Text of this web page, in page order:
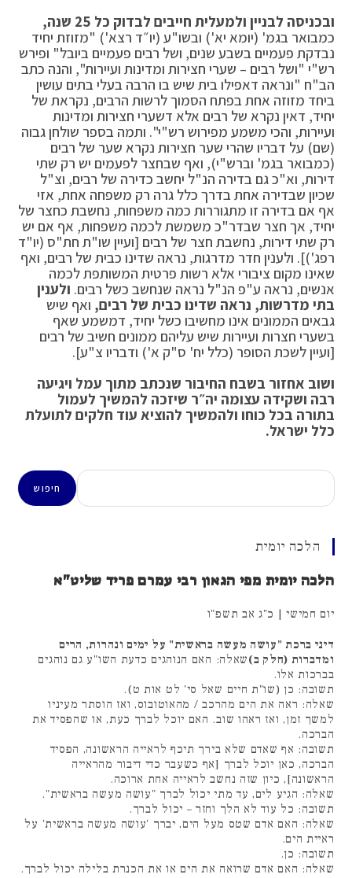
ובכניסה לבניין ולמעלית חייבים לבדוק כל 25 שנה,
כמבואר בגמ' (יומא יא') ובשו"ע (יו״ד רצא') "מזוזת יחיד
נבדקת פעמיים בשבע שנים, ושל רבים פעמיים ביובל" ופירש
רש"י "ושל רבים – שערי חצירות ומדינות ועיירות", והנה כתב
הב"ח "ונראה דאפילו בית שיש בו הרבה בעלי בתים עושין
ביחד מזוזה אחת בפתח הסמוך לרשות הרבים, נקראת של
יחיד, דאין נקרא של רבים אלא דשערי חצירות ומדינות
ועיירות, והכי משמע מפירוש רש"י". ותמה בספר שולחן גבוה
(שם) על דבריו שהרי שער חצירות נקרא שער של רבים
(כמבואר בגמ' וברש"י), ואף שבחצר לפעמים יש רק שתי
דירות, וא"כ גם בדירה הנ"ל יחשב כדירה של רבים, וצ"ל
שכיון שבדירה אחת בדרך כלל גרה רק משפחה אחת, אזי
אף אם בדירה זו מתגוררות כמה משפחות, נחשבת כחצר של
יחיד, אך חצר שבדר"כ משמשת לכמה משפחות, אף אם יש
רק שתי דירות, נחשבת חצר של רבים [ועיין שו"ת חת"ס (יו"ד
רפג')]. ולענין חדר מדרגות, נראה שדינו כבית של רבים, ואף
שאינו מקום ציבורי אלא רשות פרטית המשותפת לכמה
אנשים, נראה ע"פ הנ"ל נראה שנחשב כשל רבים. ולענין
בתי מדרשות, נראה שדינו כבית של רבים, ואף שיש
גבאים הממונים אינו מחשיבו כשל יחיד, דמשמע שאף
בשערי חצרות ועיירות שיש עליהם ממונים חשיב של רבים
[ועיין לשכת הסופר (כלל יח' ס"ק א') ודבריו צ"ע].
ושוב אחזור בשבח החיבור שנכתב מתוך עמל ויגיעה
רבה ושקידה עצומה יה״ר שיזכה להמשיך לעמול
בתורה בכל כוחו ולהמשיך להוציא עוד חלקים לתועלת
כלל ישראל.
חיפוש
חיפוש
הלכה יומית
הלכה יומית מפי הגאון רבי עמרם פריד שליט"א
יום חמישי | כ"ג אב תשפ"ו
דיני ברכת "עושה מעשה בראשית" על ימים ונהרות, הרים
ומדברות (חלק ב)שאלה: האם הנוהגים כדעת השו"ע גם נוהגים
בברכות אלו.
תשובה: כן (שו"ת חיים שאל סי' לט אות ט).
שאלה: ראה את הים מהרכב / מהאוטובוס, ואז הוסתר מעיניו
למשך זמן, ואז ראהו שוב. האם יוכל לברך כעת, או שהפסיד את
הברכה.
תשובה: אף שאדם שלא בירך תיכף לראייה הראשונה, הפסיד
הברכה, כאן יוכל לברך [אף כשעבר כדי דיבור מהראייה
הראשונה], כיון שזה נחשב לראייה אחת ארוכה.
שאלה: הגיע לים, עד מתי יכול לברך "עושה מעשה בראשית".
תשובה: כל עוד לא הלך וחזר – יכול לברך.
שאלה: האם אדם שטס מעל הים, יברך 'עושה מעשה בראשית' על
ראיית הים.
תשובה: כן.
שאלה: האם אדם שרואה את הים או את הכנרת בלילה יכול לברך.